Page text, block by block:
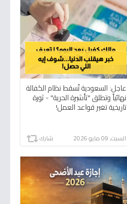
عاجل: السعودية تُسقط نظام الكفالة
نهائياً وتطلق "تأشيرة الحرية" - ثورة
تاريخية تغير قواعد العمل!
السبت, 09 مايو 2026 شارك